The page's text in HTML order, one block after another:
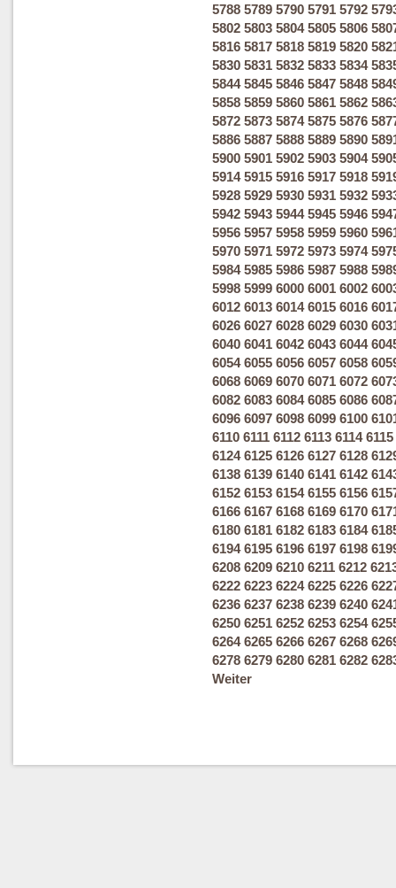
5788 5789 5790 5791 5792
5802 5803 5804 5805 5806
5816 5817 5818 5819 5820
5830 5831 5832 5833 5834
5844 5845 5846 5847 5848
5858 5859 5860 5861 5862
5872 5873 5874 5875 5876
5886 5887 5888 5889 5890
5900 5901 5902 5903 5904
5914 5915 5916 5917 5918
5928 5929 5930 5931 5932
5942 5943 5944 5945 5946
5956 5957 5958 5959 5960
5970 5971 5972 5973 5974
5984 5985 5986 5987 5988
5998 5999 6000 6001 6002
6012 6013 6014 6015 6016
6026 6027 6028 6029 6030
6040 6041 6042 6043 6044
6054 6055 6056 6057 6058
6068 6069 6070 6071 6072
6082 6083 6084 6085 6086
6096 6097 6098 6099 6100
6110 6111 6112 6113 6114 6115
6124 6125 6126 6127 6128
6138 6139 6140 6141 6142
6152 6153 6154 6155 6156
6166 6167 6168 6169 6170
6180 6181 6182 6183 6184
6194 6195 6196 6197 6198
6208 6209 6210 6211 6212
6222 6223 6224 6225 6226
6236 6237 6238 6239 6240
6250 6251 6252 6253 6254
6264 6265 6266 6267 6268
6278 6279 6280 6281 6282
Weiter